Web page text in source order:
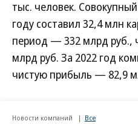
тыс. человек.
году составил 32,4 млн
период — 332 млрд руб.,
млрд руб. За 2022 год
чистую прибыль — 82,9
Новости компаний Все